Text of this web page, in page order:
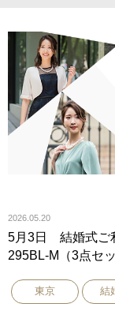
2026.05.20
5月3日 結婚式ご
295BL-M（3点セ
東京 結